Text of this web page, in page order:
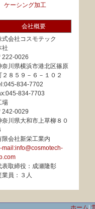
ケーシング加工
会社概要
式会社コスモテック
社
222-0026
奈川県横浜市港北区篠原
２８５９－６－１０２
834-7702
834-7703
場
242-0029
奈川県大和市上草柳８０
限会社新栄工業内
mail:info@cosmotech-
表取締役：成瀬隆彰
業員：３人
ホーム